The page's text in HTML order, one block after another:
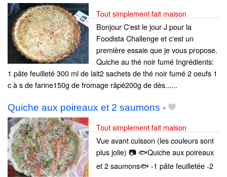
Tout simplement fait maison
Bonjour C'est le jour J pour la
Foodista Challenge et c'est un
première essaie que je vous propose.
Quiche au thé noir fumé Ingrédients:
1 pâte feuilleté 300 ml de lait2 sachets de thé noir fumé 2 oeufs 1
c à s de farine150g de fromage râpé200g de dès......
Quiche aux poireaux et 2 saumons -
Tout simplement fait maison
Vue avant cuisson (les couleurs sont
plus jolie) 📷 🐟Quiche aux poireaux
et 2 saumons🐟 -1 pâte feuilletée -2